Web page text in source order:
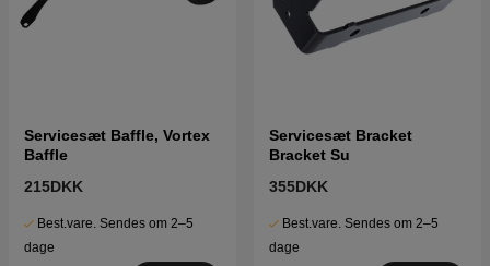
Servicesæt Baffle, Vortex
Baffle
215DKK
Best.vare. Sendes om 2–5
dage
Servicesæt Bracket
Bracket Su
355DKK
Best.vare. Sendes om 2–5
dage